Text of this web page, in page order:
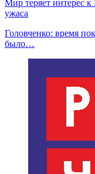
Мир теряет интерес
ужаса
Головченко: время
было…